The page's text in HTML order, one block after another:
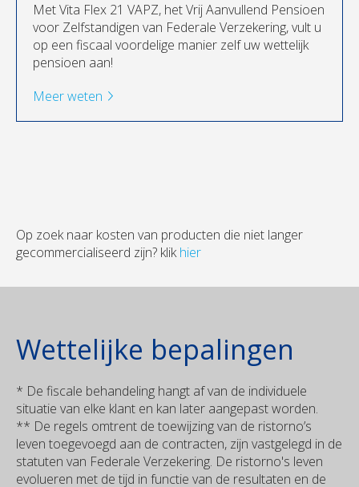
Met Vita Flex 21 VAPZ, het Vrij Aanvullend Pensioen
voor Zelfstandigen van Federale Verzekering, vult u
op een fiscaal voordelige manier zelf uw wettelijk
pensioen aan!
Meer weten
Op zoek naar kosten van producten die niet langer
gecommercialiseerd zijn? klikhier
Wettelijke bepalingen
* De fiscale behandeling hangt af van de individuele
situatie van elke klant en kan later aangepast worden.
** De regels omtrent de toewijzing van de ristorno’s
leven toegevoegd aan de contracten, zijn vastgelegd in de
statuten van Federale Verzekering. De ristorno's leven
evolueren met de tijd in functie van de resultaten en de